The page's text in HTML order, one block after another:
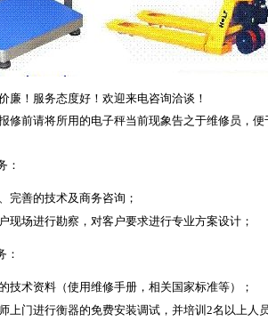
廉！服务态度好！欢迎来电咨询洽谈！
报修前请将所用的电子秤当前现象告之于维修员，
：
完善的技术及商务咨询；
现场进行勘察，对客户要求进行专业方案设计；
：
技术资料（使用维修手册，相关国家标准等）；
上门进行衡器的免费安装调试，并培训 2名以上人